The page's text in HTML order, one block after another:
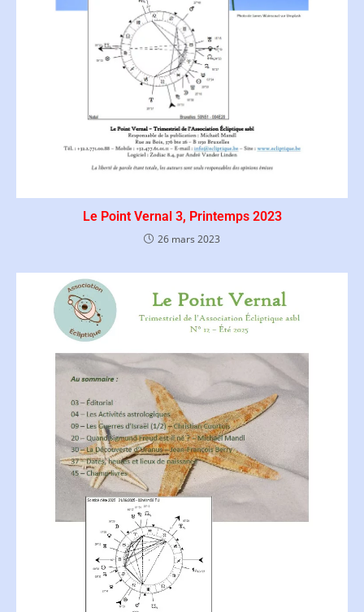
Le Point Vernal 3, Printemps 2023
26 mars 2023